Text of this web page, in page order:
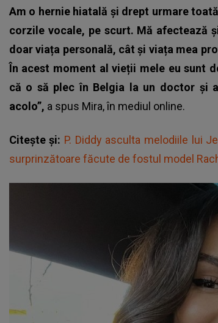
Am o hernie hiatală și drept urmare
corzile vocale, pe scurt. Mă afectează
doar viața personală, cât și viața mea
În acest moment al vieții mele eu sunt
că o să plec în Belgia la un doctor și
acolo”, a spus Mira, în mediul online.
Citește și: P. Diddy asculta melodiile lui
surprinzătoare făcute de fostul model